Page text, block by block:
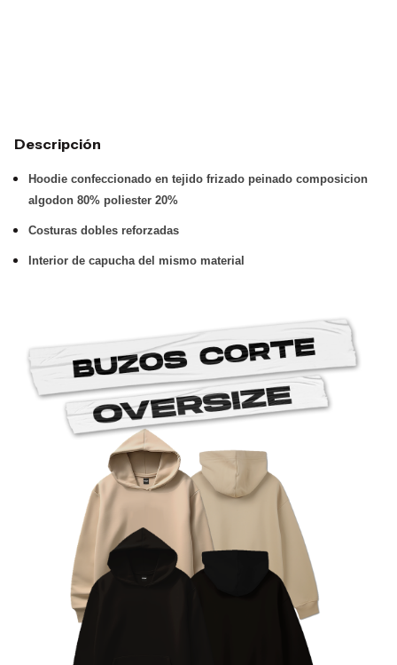
Descripción
Hoodie confeccionado en tejido frizado peinado composicion
algodon 80% poliester 20%
Costuras dobles reforzadas
Interior de capucha del mismo material